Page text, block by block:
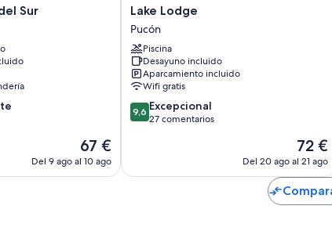
Sur
El
precio
actual
67 €
Del 9 ago al 10 ago
Lake
Lodge
Pucón
Lake Lodge
Pucón
Piscina
Desayuno incluido
Aparcamiento incluido
Wifi gratis
9.6
sobre
9,6 Excepcional
27 comentarios
El
precio
actual
de
72 €
Del 20 ago al 21 ago